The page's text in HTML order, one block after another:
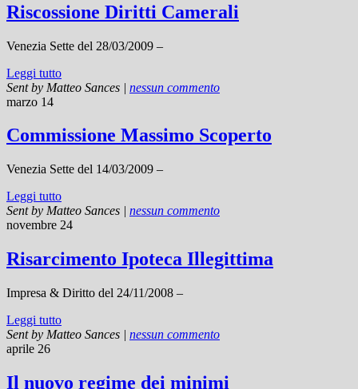
Riscossione Diritti Camerali
Venezia Sette del 28/03/2009 –
Leggi tutto
Sent by Matteo Sances | nessun commento
marzo 14
Commissione Massimo Scoperto
Venezia Sette del 14/03/2009 –
Leggi tutto
Sent by Matteo Sances | nessun commento
novembre 24
Risarcimento Ipoteca Illegittima
Impresa & Diritto del 24/11/2008 –
Leggi tutto
Sent by Matteo Sances | nessun commento
aprile 26
Il nuovo regime dei minimi